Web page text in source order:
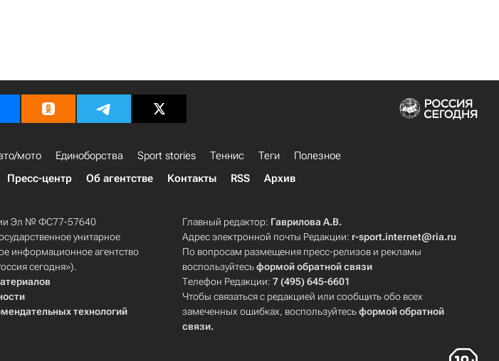
мото Единоборства Sport stories Теннис Теги
Полезное
Пресс-центр Об агентстве Контакты RSS Архив
Эл № ФС77-57640
унитарное
информационное агентство
сегодня»).
технологий
Главный редактор: Гаврилова А.В.
Адрес электронной почты Редакции: r-sport.internet@ria.ru
По вопросам размещения пресс-релизов и рекламы
воспользуйтесьформой обратной связи
Телефон Редакции:7 (495) 645-6601
Чтобы связаться с редакцией или сообщить обо всех
замеченных ошибках, воспользуйтесьформой обратной
связи.